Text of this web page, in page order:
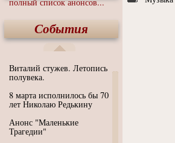
События
Виталий стужев. Летопись
полувека.
8 марта исполнилось бы 70
лет Николаю Редькину
Анонс "Маленькие
Трагедии"